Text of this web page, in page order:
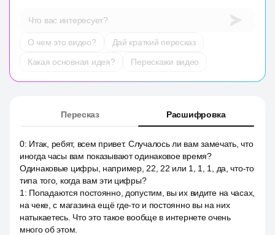
Что вас интересует?
О чем это видео?
Дай краткий пересказ
Какая основная идея?
Перескажи видео
Пересказ Расшифровка
0: Итак, ребят, всем привет. Случалось ли вам замечать, что
иногда часы вам показывают одинаковое время?
Одинаковые цифры, например, 22, 22 или 1, 1, 1, да, что-то
типа того, когда вам эти цифры?
1 : Попадаются постоянно, допустим, вы их видите на часах,
на чеке, с магазина ещё где-то и постоянно вы на них
натыкаетесь. Что это такое вообще в интернете очень
много об этом.